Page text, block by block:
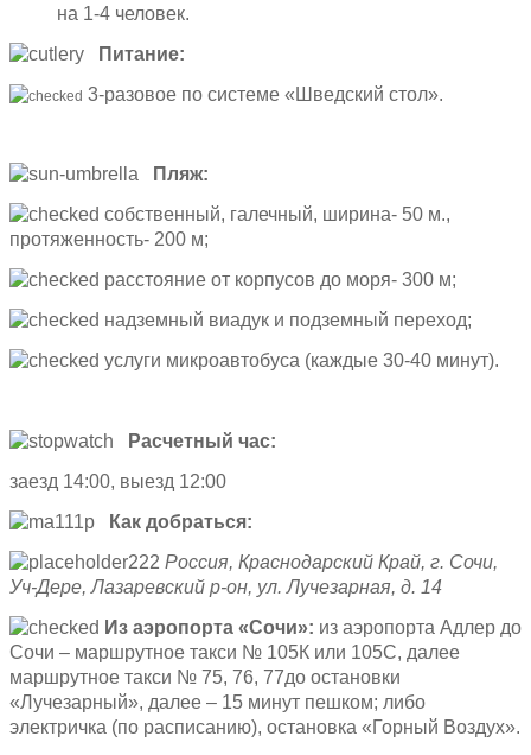
на 1-4 человек.
Питание:
3-разовое по системе «Шведский стол».
Пляж:
собственный, галечный, ширина- 50 м.,
протяженность- 200 м;
расстояние от корпусов до моря- 300 м;
надземный виадук и подземный переход;
услуги микроавтобуса (каждые 30-40 минут).
Расчетный час:
заезд 14:00, выезд 12:00
Как добраться:
Россия, Краснодарский Край, г. Сочи,
Уч-Дере, Лазаревский р-он, ул. Лучезарная, д. 14
Из аэропорта «Сочи»: из аэропорта Адлер до
Сочи – маршрутное такси № 105К или 105С, далее
маршрутное такси № 75, 76, 77до остановки
«Лучезарный», далее – 15 минут пешком; либо
электричка (по расписанию), остановка «Горный Воздух».